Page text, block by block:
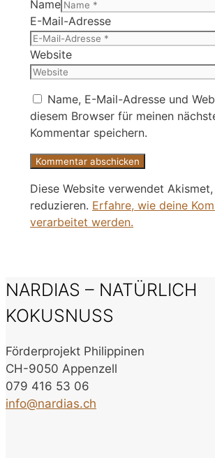
Name
E-Mail-Adresse
Website
Name, E-Mail-Adresse und
diesem Browser für meinen
Kommentar speichern.
Diese Website verwendet
reduzieren. Erfahre, wie deine
verarbeitet werden.
NARDIAS – NATÜRLICH
KOKUSNUSS
Förderprojekt Philippinen
CH-9050 Appenzell
079 416 53 06
info@nardias.ch